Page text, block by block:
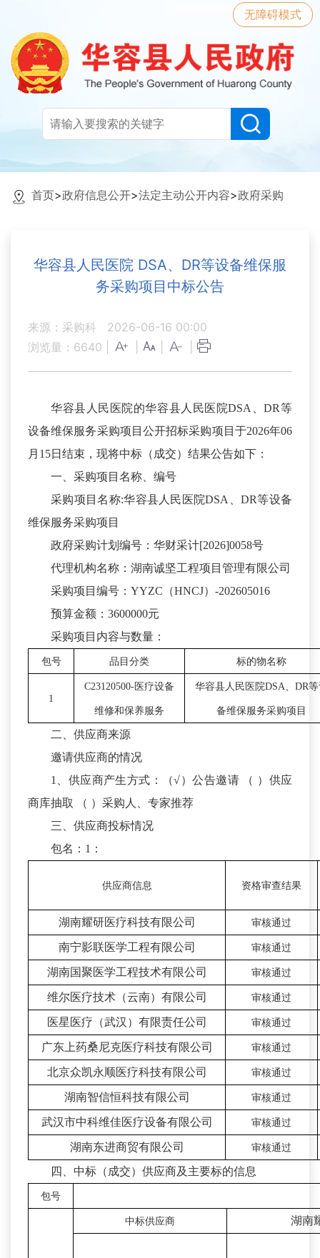
无障碍模式
首页>政府信息公开>法定主动公开内容>政府采购
华容县人民医院 DSA、DR等设备维保服
务采购项目中标公告
来源：采购科
2026-06-16 00:00
浏览量： 6640
华容县人民医院的华容县人民医院DSA、DR等
设备维保服务采购项目公开招标采购项目于2026年06
月15日结束，现将中标（成交）结果公告如下：
一、采购项目名称、编号
采购项目名称:华容县人民医院DSA、DR等设备
维保服务采购项目
政府采购计划编号：华财采计[2026]0058号
代理机构名称：湖南诚坚工程项目管理有限公司
采购项目编号：YYZC（HNCJ）-202605016
预算金额：3600000元
采购项目内容与数量：
包号 品目分类 标的物名称
1
C23120500- 医疗设备
维修和保养服务
华容县人民医院DSA、 DR等
备维保服务采购项目
二、供应商来源
邀请供应商的情况
1、供应商产生方式：（√）公告邀请 （ ）供应
商库抽取 （ ）采购人、专家推荐
三、供应商投标情况
包名：1：
供应商信息 资格审查结果
湖南耀研医疗科技有限公司 审核通过
南宁影联医学工程有限公司 审核通过
湖南国聚医学工程技术有限公司 审核通过
维尔医疗技术（云南）有限公司 审核通过
医星医疗（武汉）有限责任公司 审核通过
广东上药桑尼克医疗科技有限公司 审核通过
北京众凯永顺医疗科技有限公司 审核通过
湖南智信恒科技有限公司 审核通过
武汉市中科维佳医疗设备有限公司 审核通过
湖南东进商贸有限公司 审核通过
四、中标（成交）供应商及主要标的信息
包号
中标供应商 湖南